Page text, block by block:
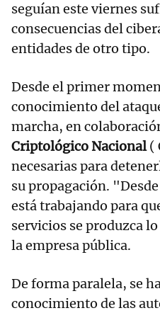
seguían este viernes
consecuencias del
entidades de otro tipo.
Desde el primer
conocimiento del
marcha, en
Criptológico Nacional(
necesarias para
su propagación.
está trabajando para
servicios se produzca
la empresa pública.
De forma paralela, se
conocimiento de las